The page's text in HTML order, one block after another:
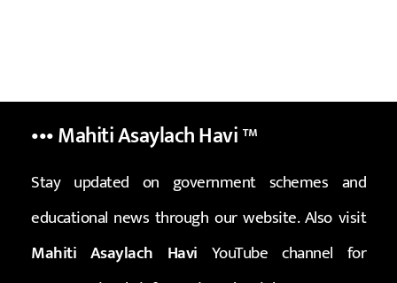
••• Mahiti Asaylach Havi™
Stay updated on government schemes and
educational news through our website. Also visit
Mahiti Asaylach Havi YouTube channel for